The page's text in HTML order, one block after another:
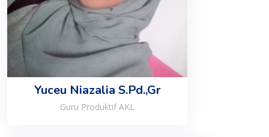
Yuceu Niazalia S.Pd.,Gr
Guru Produktif AKL